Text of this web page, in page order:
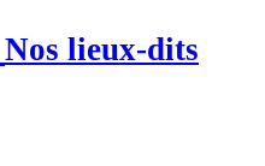
Nos lieux-dits